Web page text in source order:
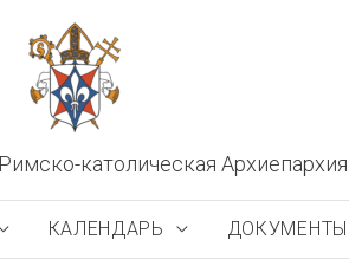
католическая
КАЛЕНДАРЬ ДОКУМЕНТЫ